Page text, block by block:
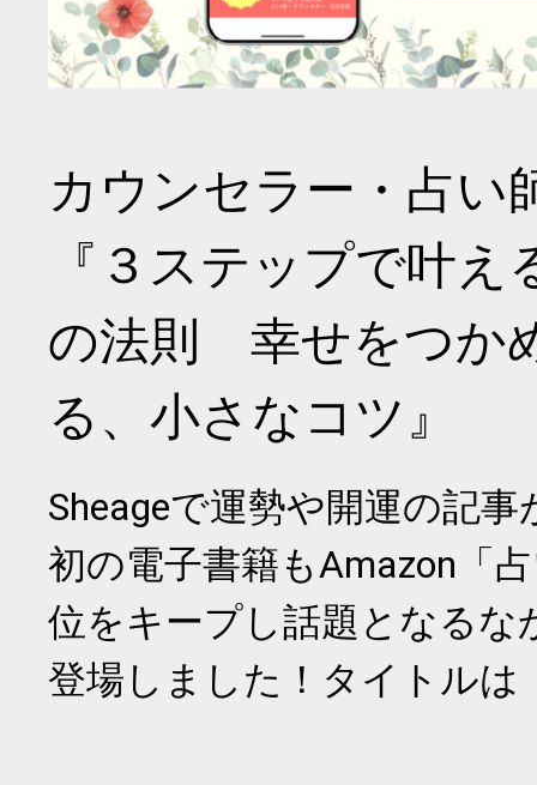
カウンセラー・占い
『３ステップで叶
の法則 幸せをつか
る、小さなコツ』
Sheageで運勢や開運の記
初の電子書籍もAmazon「
位をキープし話題となるな
登場しました！タイトルは